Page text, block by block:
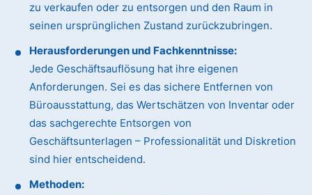
zu verkaufen oder zu entsorgen und den Raum in
seinen ursprünglichen Zustand zurückzubringen.
Herausforderungen und Fachkenntnisse:
Jede Geschäftsauflösung hat ihre eigenen
Anforderungen. Sei es das sichere Entfernen von
Büroausstattung, das Wertschätzen von Inventar oder
das sachgerechte Entsorgen von
Geschäftsunterlagen – Professionalität und Diskretion
sind hier entscheidend.
Methoden: